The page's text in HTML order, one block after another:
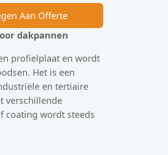
Aan Offerte
dakpannen
profielplaat en wordt
Het is een
en tertiaire
verschillende
coating wordt steeds